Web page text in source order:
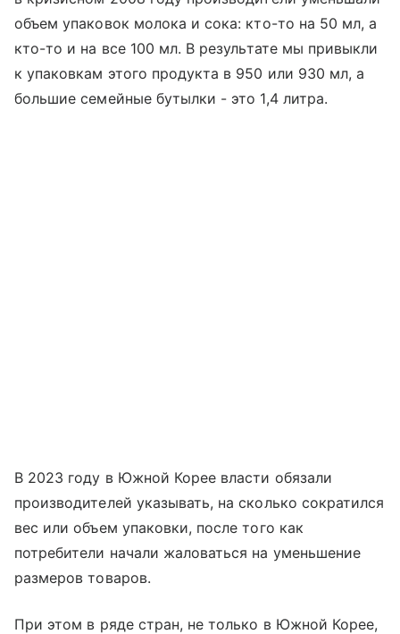
объем упаковок молока и сока: кто-то на 50 мл, а
кто-то и на все 100 мл. В результате мы привыкли
к упаковкам этого продукта в 950 или 930 мл, а
большие семейные бутылки - это 1,4 литра.
В 2023 году в Южной Корее власти обязали
производителей указывать, на сколько сократился
вес или объем упаковки, после того как
потребители начали жаловаться на уменьшение
размеров товаров.
При этом в ряде стран, не только в Южной Корее,